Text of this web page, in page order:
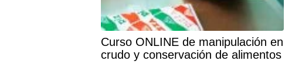
Curso ONLINE de manipulación en
crudo y conservación de alimentos